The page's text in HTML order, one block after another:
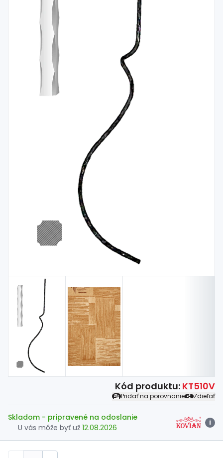
Spojovací materiál
Kód produktu: KT510V
Pridať na porovnanie Zdieľať
Skladom - pripravené na odoslanie
U vás môže byť už 12.08.2026
i